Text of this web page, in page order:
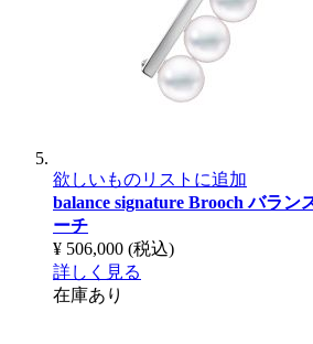
欲しいものリストに追加
balance signature Broochバラン
ーチ
¥ 506,000 (税込)
詳しく見る
在庫あり